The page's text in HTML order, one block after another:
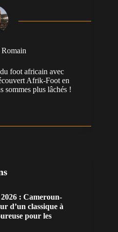
foot africain avec
Afrik-Foot en
sommes plus lâchés !
: Cameroun-
d’un classique à
pour les